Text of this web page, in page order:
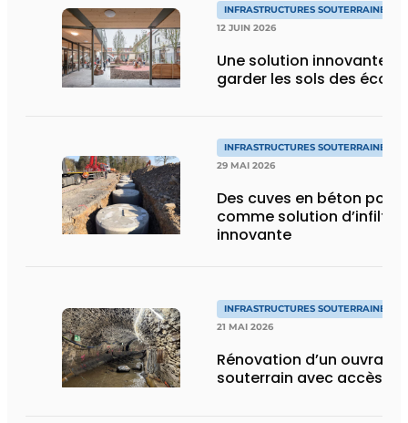
INFRASTRUCTURES SOUTERRAINES
12 JUIN 2026
Une solution innovante
garder les sols des
INFRASTRUCTURES SOUTERRAINES
29 MAI 2026
Des cuves en béton
comme solution
innovante
INFRASTRUCTURES SOUTERRAINES
21 MAI 2026
Rénovation d’un ouvrage
souterrain avec accès